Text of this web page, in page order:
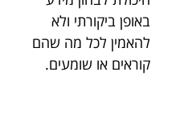
באופן ביקורתי ולא
להאמין לכל מה שהם
קוראים או שומעים.